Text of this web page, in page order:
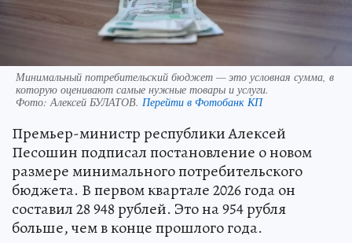
Минимальный потребительский бюджет — это условная сумма, в
которую оценивают самые нужные товары и услуги.
Фото: Алексей БУЛАТОВ. Перейти в Фотобанк КП
Премьер-министр республики Алексей
Песошин подписал постановление о новом
размере минимального потребительского
бюджета. В первом квартале 2026 года он
составил 28 948 рублей. Это на 954 рубля
больше, чем в конце прошлого года.